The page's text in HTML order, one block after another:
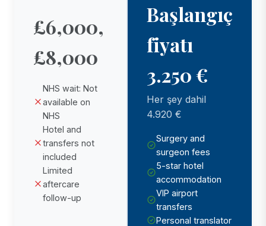
£6,000,
£8,000
NHS wait: Not
available on
NHS
Hotel and
transfers not
included
Limited
aftercare
follow-up
Başlangıç
fiyatı
3.250 €
Her şey dahil
4.920 €
Surgery and
surgeon fees
5-star hotel
accommodation
VIP airport
transfers
Personal translator